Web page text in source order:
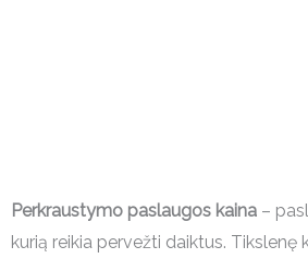
Perkraustymo paslaugos kaina –
kurią reikia pervežti daiktus.